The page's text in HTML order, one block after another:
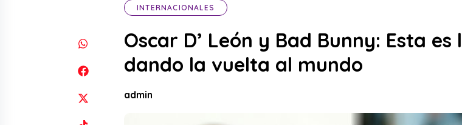
INTERNACIONALES
Oscar D’ León y Bad Bunny: Esta
dando la vuelta al mundo
admin